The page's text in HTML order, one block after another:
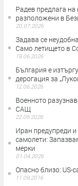
Радев предлага
разположени в
20.07.2026
Задава се
Само летището в
19.06.2026
България е
дерогация за
12.06.2026
Военното
САЩ
22.05.2026
Иран предупреди
самолети:
мерки
01.04.2026
Опасно близо: US-
11.09.2016